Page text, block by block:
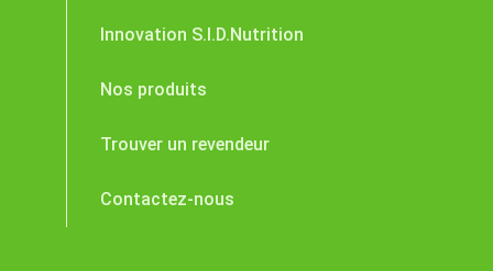
Innovation S.I.D.Nutrition
Nos produits
Trouver un revendeur
Contactez-nous